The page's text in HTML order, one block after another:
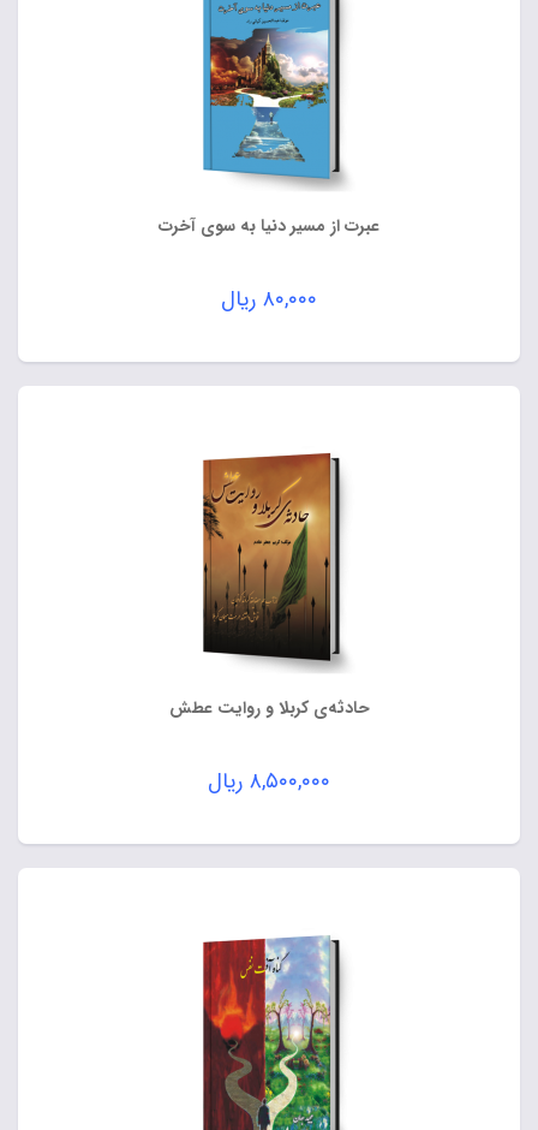
عبرت از مسیر دنیا به سوی آخرت
۸۰,۰۰۰ ریال
حادثه‌ی کربلا و روایت عطش
۸,۵۰۰,۰۰۰ ریال